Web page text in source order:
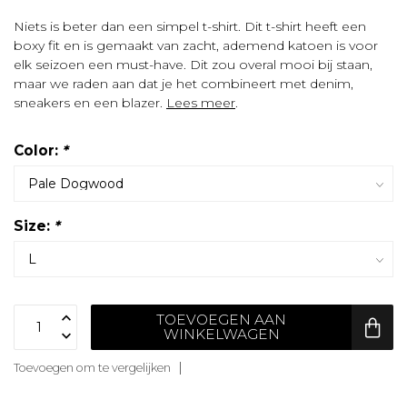
Niets is beter dan een simpel t-shirt. Dit t-shirt heeft een
boxy fit en is gemaakt van zacht, ademend katoen is voor
elk seizoen een must-have. Dit zou overal mooi bij staan,
maar we raden aan dat je het combineert met denim,
sneakers en een blazer. Lees meer.
Color: *
Size: *
TOEVOEGEN AAN
WINKELWAGEN
Toevoegen om te vergelijken